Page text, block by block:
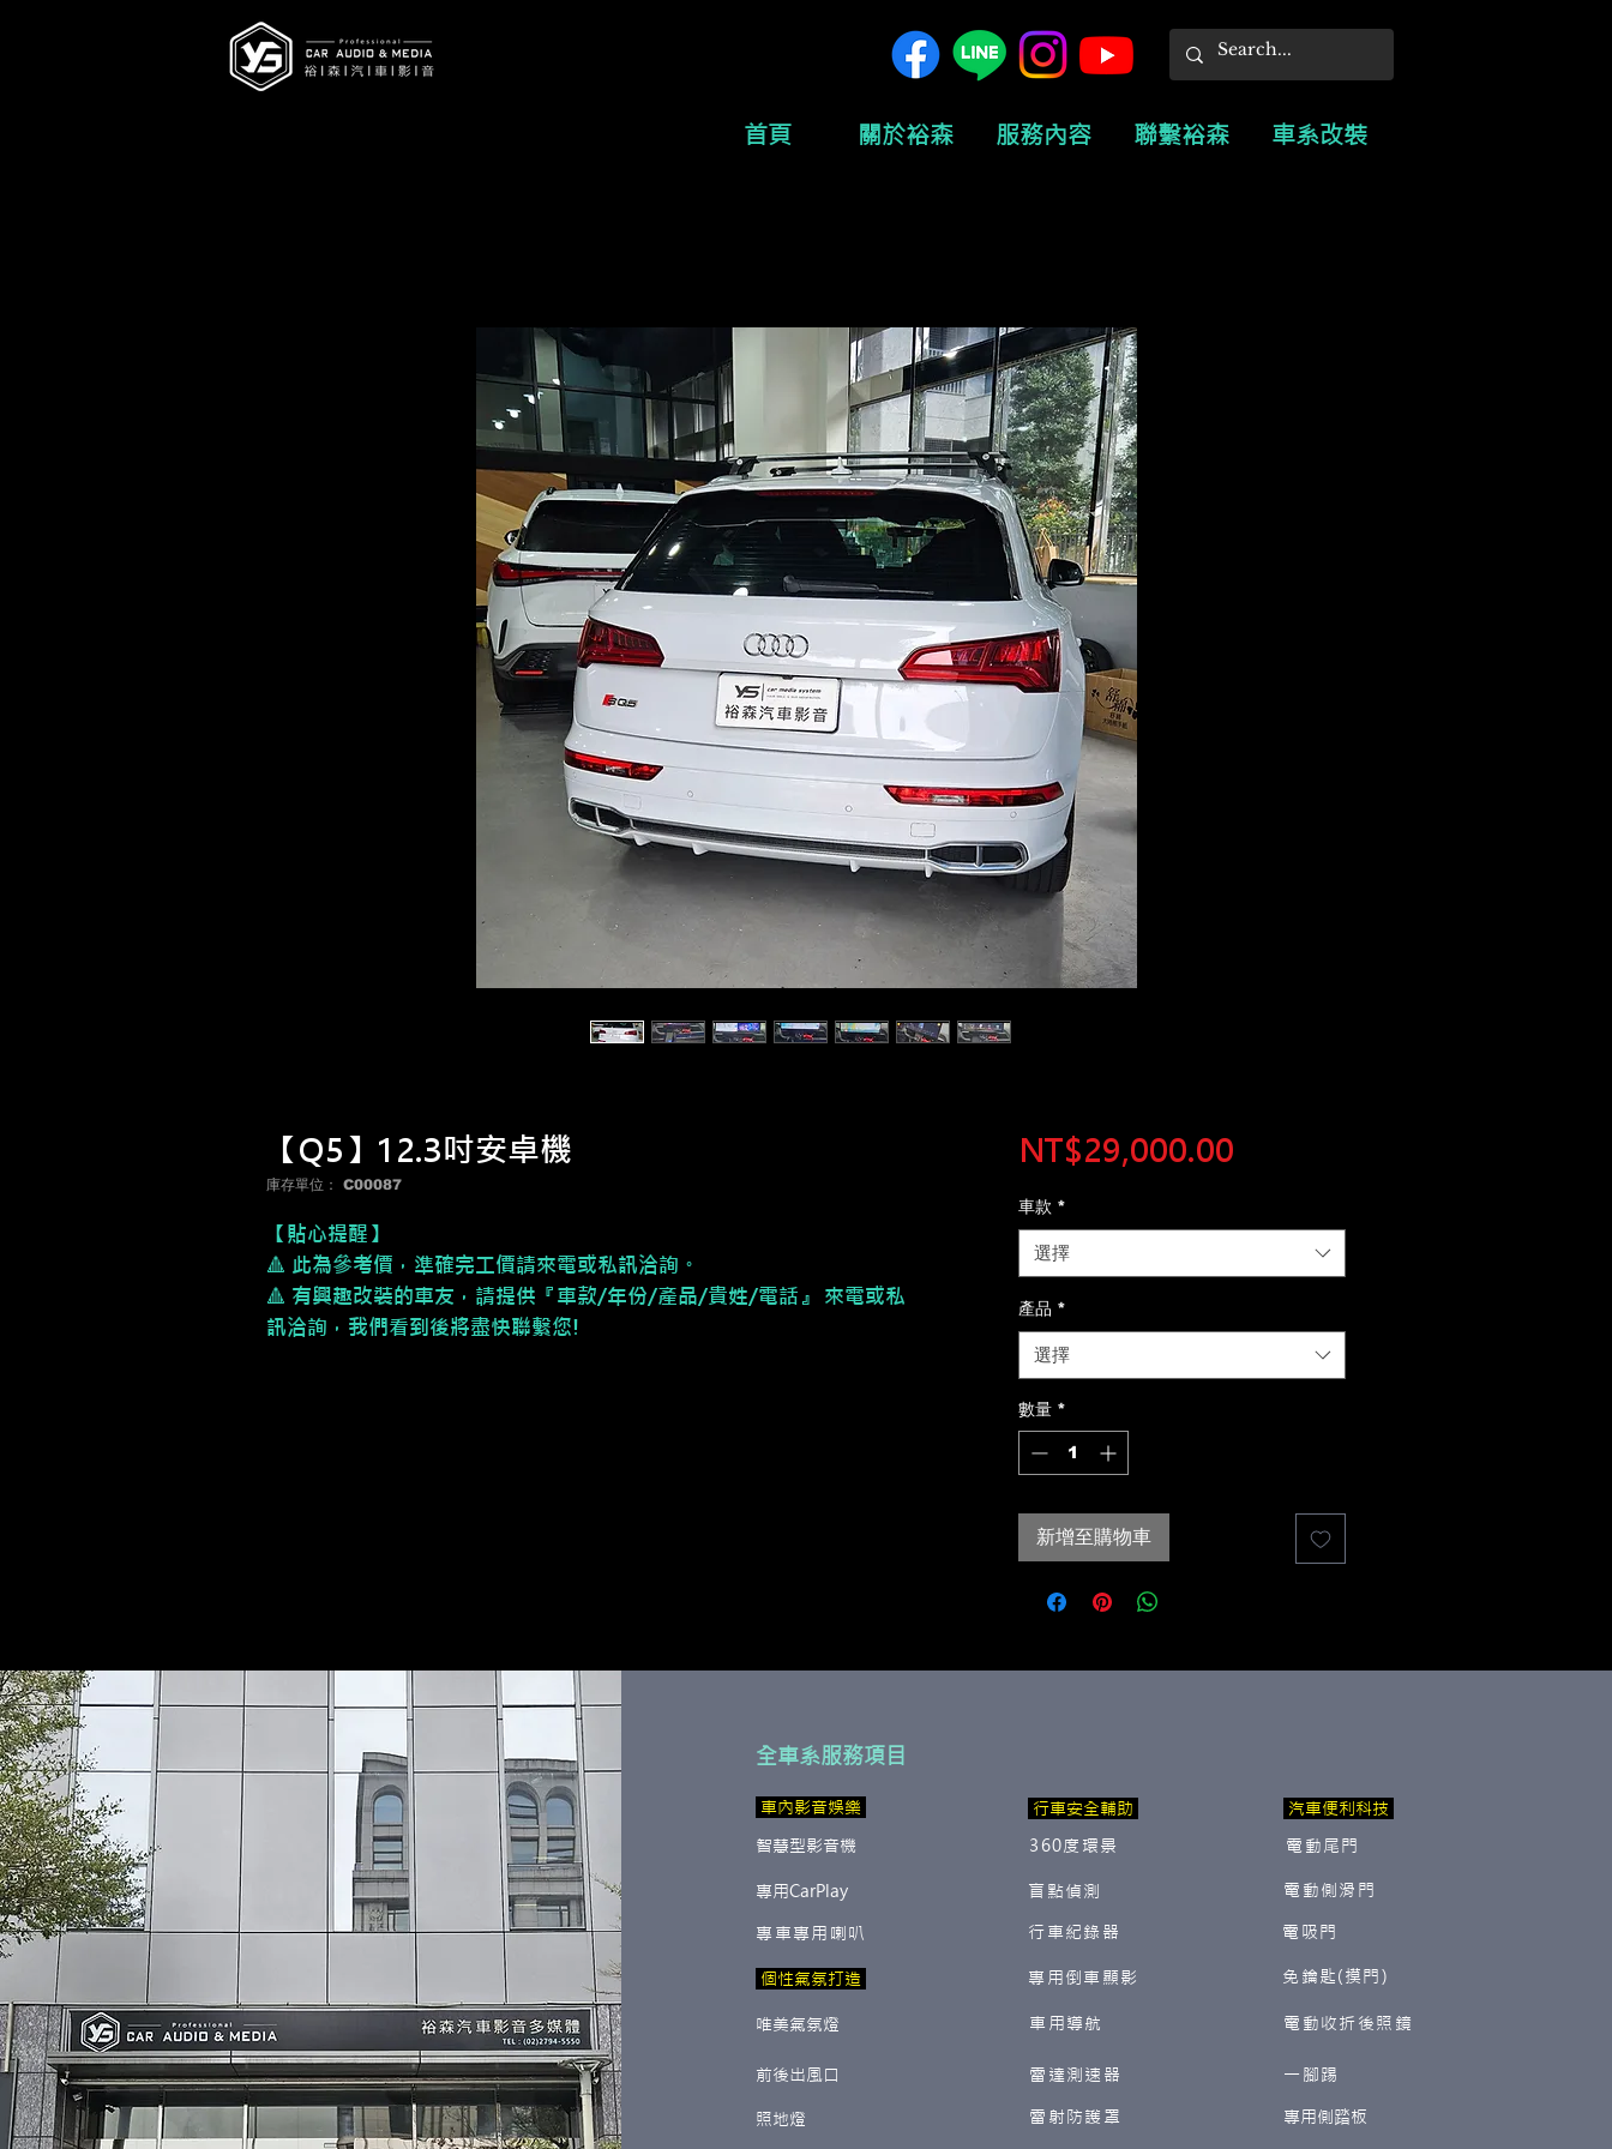
首頁 關於裕森 服務內容 聯繫裕森 車系改裝
【Q5】12.3吋安卓機
庫存單位： C00087
【貼心提醒】
🔺 此為參考價，準確完工價請來電或私訊洽詢。
🔺 有興趣改裝的車友，請提供『車款/年份/產品/貴姓/電話』 來電或私
訊洽詢，我們看到後將盡快聯繫您!
NT$29,000.00價
車款 *
選擇
產品 *
選擇
數量 *
新增至購物車
全車系服務項目
​ 車內影音娛樂
智慧型影音機
行車安全輔助
360度環景
專用CarPlay
專車專用喇叭
盲點偵測
行車紀錄器
專用倒車顯影
​ 個性氣氛打造
唯美氣氛燈 車用導航
汽車便利科技
電動尾門
電動側滑門
電吸門
免鑰匙(摸門)
電動收折後照鏡
前後出風口 雷達測速器
照地燈 雷射防護罩
一腳踢
​專用側踏板